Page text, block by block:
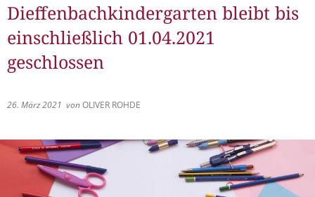
Dieffenbachkindergarten bleibt bis
einschließlich 01.04.2021
geschlossen
26. März 2021 vonOLIVER ROHDE